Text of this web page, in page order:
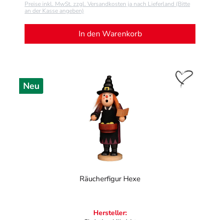
Preise inkl. MwSt. zzgl. Versandkosten ja nach Lieferland (Bitte
an der Kasse angeben)
In den Warenkorb
Neu
Räucherfigur Hexe
Hersteller: